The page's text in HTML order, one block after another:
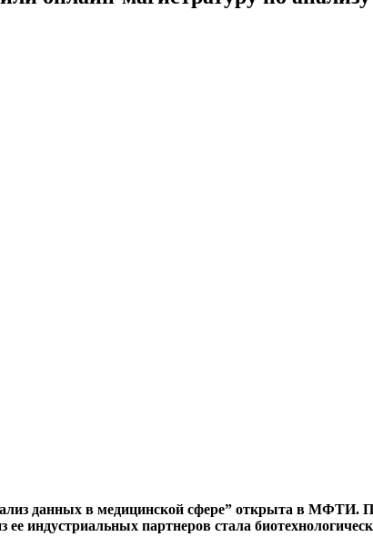
данных в медицинской сфере” открыта в МФТИ.
индустриальных партнеров стала